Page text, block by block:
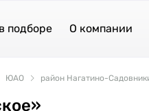
подборе О компании
ЮАО район Нагатино-